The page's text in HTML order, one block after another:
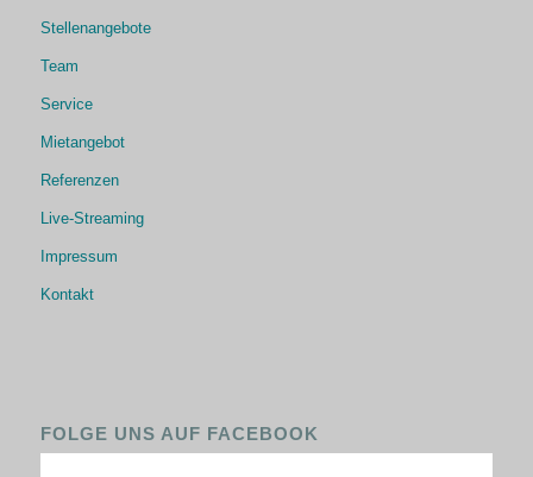
Stellenangebote
Team
Service
Mietangebot
Referenzen
Live-Streaming
Impressum
Kontakt
FOLGE UNS AUF FACEBOOK